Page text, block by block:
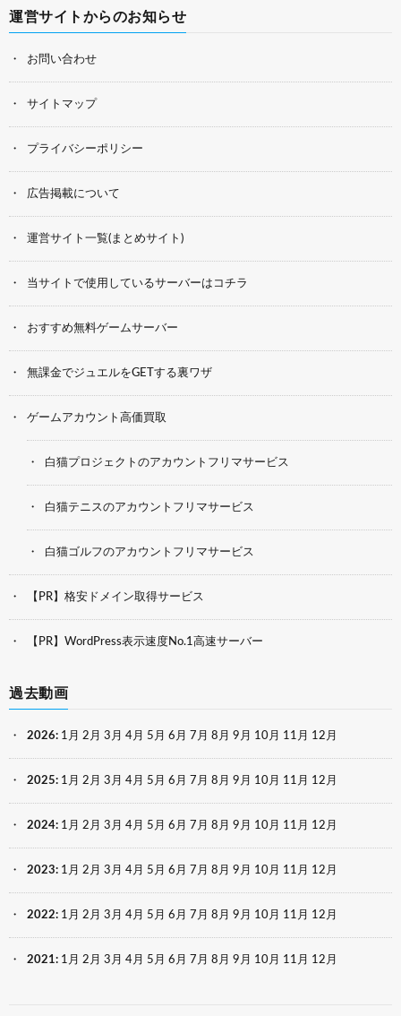
運営サイトからのお知らせ
お問い合わせ
サイトマップ
プライバシーポリシー
広告掲載について
運営サイト一覧(まとめサイト)
当サイトで使用しているサーバーはコチラ
おすすめ無料ゲームサーバー
無課金でジュエルをGETする裏ワザ
ゲームアカウント高価買取
白猫プロジェクトのアカウントフリマサービス
白猫テニスのアカウントフリマサービス
白猫ゴルフのアカウントフリマサービス
【PR】格安ドメイン取得サービス
【PR】WordPress表示速度No.1高速サーバー
過去動画
2026: 1月 2月 3月 4月 5月 6月 7月 8月 9月 10月 11月 12月
2025: 1月 2月 3月 4月 5月 6月 7月 8月 9月 10月 11月 12月
2024: 1月 2月 3月 4月 5月 6月 7月 8月 9月 10月 11月 12月
2023: 1月 2月 3月 4月 5月 6月 7月 8月 9月 10月 11月 12月
2022: 1月 2月 3月 4月 5月 6月 7月 8月 9月 10月 11月 12月
2021: 1月 2月 3月 4月 5月 6月 7月 8月 9月 10月 11月 12月